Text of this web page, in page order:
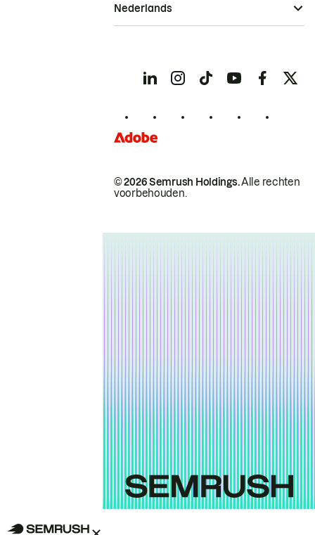
© 2026 Semrush Holdings.Alle rechten
voorbehouden.
Nederlands